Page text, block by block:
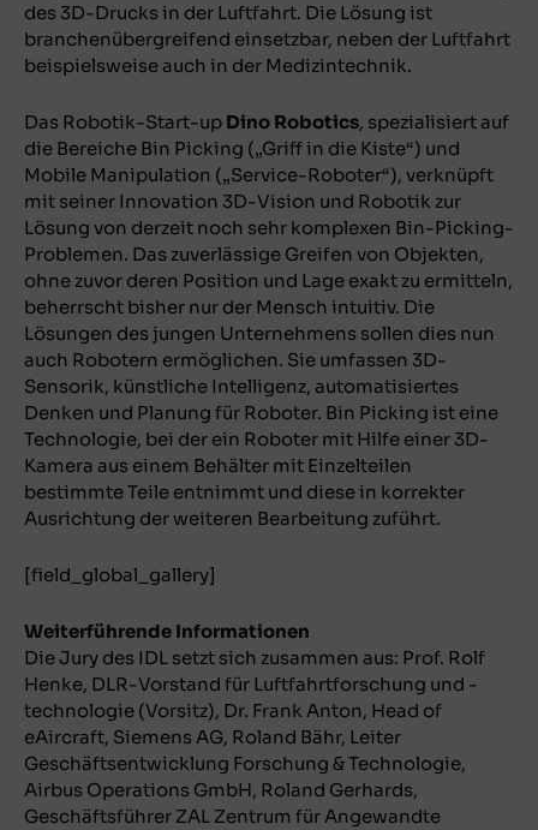
des 3D-Drucks in der Luftfahrt. Die Lösung ist
branchenübergreifend einsetzbar, neben der Luftfahrt
beispielsweise auch in der Medizintechnik.
Das Robotik-Start-up Dino Robotics, spezialisiert auf
die Bereiche Bin Picking („Griff in die Kiste“) und
Mobile Manipulation („Service-Roboter“), verknüpft
mit seiner Innovation 3D-Vision und Robotik zur
Lösung von derzeit noch sehr komplexen Bin-Picking-
Problemen. Das zuverlässige Greifen von Objekten,
ohne zuvor deren Position und Lage exakt zu ermitteln,
beherrscht bisher nur der Mensch intuitiv. Die
Lösungen des jungen Unternehmens sollen dies nun
auch Robotern ermöglichen. Sie umfassen 3D-
Sensorik, künstliche Intelligenz, automatisiertes
Denken und Planung für Roboter. Bin Picking ist eine
Technologie, bei der ein Roboter mit Hilfe einer 3D-
Kamera aus einem Behälter mit Einzelteilen
bestimmte Teile entnimmt und diese in korrekter
Ausrichtung der weiteren Bearbeitung zuführt.
[field_global_gallery]
Weiterführende Informationen
Die Jury des IDL setzt sich zusammen aus: Prof. Rolf
Henke, DLR-Vorstand für Luftfahrtforschung und -
technologie (Vorsitz), Dr. Frank Anton, Head of
eAircraft, Siemens AG, Roland Bähr, Leiter
Geschäftsentwicklung Forschung & Technologie,
Airbus Operations GmbH, Roland Gerhards,
Geschäftsführer ZAL Zentrum für Angewandte